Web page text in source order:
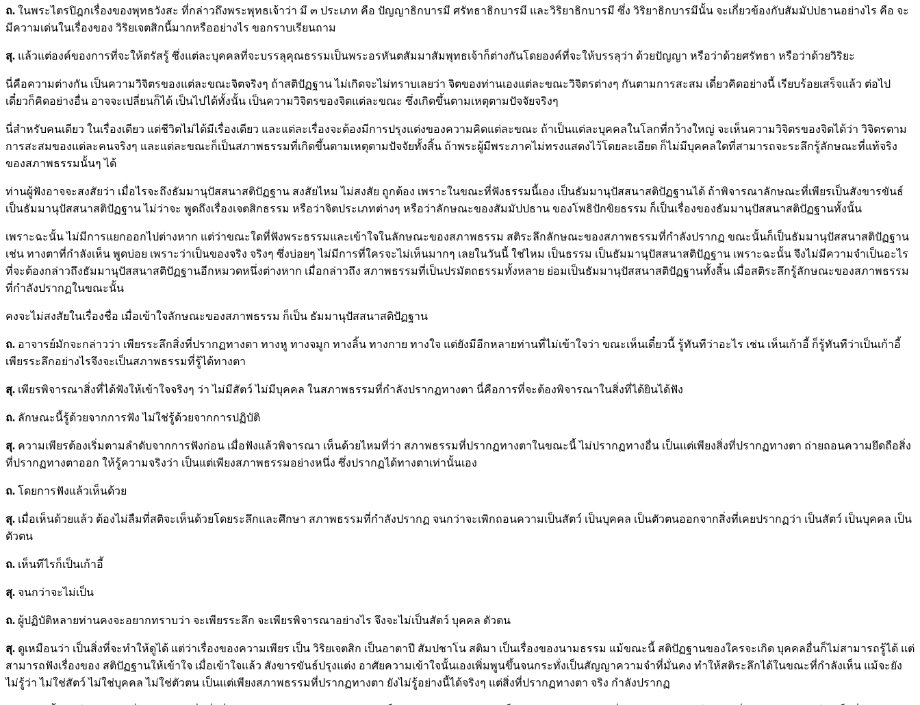
ถ. ในพระไตรปิฎกเรื่องของพุทธวังสะ ที่กล่าวถึงพระพุทธเจ้าว่า มี ๓ ประเภท คือ ปัญญาธิกบารมี ศรัทธาธิกบารมี และวิริยาธิกบารมี ซึ่ง วิริยาธิกบารมีนั้น จะเกี่ยวข้องกับสัมมัปปธานอย่างไร คือ จะ
มีความเด่นในเรื่องของ วิริยเจตสิกนี้มากหรืออย่างไร ขอกราบเรียนถาม
สุ. แล้วแต่องค์ของการที่จะให้ตรัสรู้ ซึ่งแต่ละบุคคลที่จะบรรลุคุณธรรมเป็นพระอรหันตสัมมาสัมพุทธเจ้าก็ต่างกันโดยองค์ที่จะให้บรรลุว่า ด้วยปัญญา หรือว่าด้วยศรัทธา หรือว่าด้วยวิริยะ
นี่คือความต่างกัน เป็นความวิจิตรของแต่ละขณะจิตจริงๆ ถ้าสติปัฏฐาน ไม่เกิดจะไม่ทราบเลยว่า จิตของท่านเองแต่ละขณะวิจิตรต่างๆ กันตามการสะสม เดี๋ยวคิดอย่างนี้ เรียบร้อยเสร็จแล้ว ต่อไป
เดี๋ยวก็คิดอย่างอื่น อาจจะเปลี่ยนก็ได้ เป็นไปได้ทั้งนั้น เป็นความวิจิตรของจิตแต่ละขณะ ซึ่งเกิดขึ้นตามเหตุตามปัจจัยจริงๆ
นี่สำหรับคนเดียว ในเรื่องเดียว แต่ชีวิตไม่ได้มีเรื่องเดียว และแต่ละเรื่องจะต้องมีการปรุงแต่งของความคิดแต่ละขณะ ถ้าเป็นแต่ละบุคคลในโลกที่กว้างใหญ่ จะเห็นความวิจิตรของจิตได้ว่า วิจิตรตาม
การสะสมของแต่ละคนจริงๆ และแต่ละขณะก็เป็นสภาพธรรมที่เกิดขึ้นตามเหตุตามปัจจัยทั้งสิ้น ถ้าพระผู้มีพระภาคไม่ทรงแสดงไว้โดยละเอียด ก็ไม่มีบุคคลใดที่สามารถจะระลึกรู้ลักษณะที่แท้จริง
ของสภาพธรรมนั้นๆ ได้
ท่านผู้ฟังอาจจะสงสัยว่า เมื่อไรจะถึงธัมมานุปัสสนาสติปัฏฐาน สงสัยไหม ไม่สงสัย ถูกต้อง เพราะในขณะที่ฟังธรรมนี้เอง เป็นธัมมานุปัสสนาสติปัฏฐานได้ ถ้าพิจารณาลักษณะที่เพียรเป็นสังขารขันธ์
เป็นธัมมานุปัสสนาสติปัฏฐาน ไม่ว่าจะ พูดถึงเรื่องเจตสิกธรรม หรือว่าจิตประเภทต่างๆ หรือว่าลักษณะของสัมมัปปธาน ของโพธิปักขิยธรรม ก็เป็นเรื่องของธัมมานุปัสสนาสติปัฏฐานทั้งนั้น
เพราะฉะนั้น ไม่มีการแยกออกไปต่างหาก แต่ว่าขณะใดที่ฟังพระธรรมและเข้าใจในลักษณะของสภาพธรรม สติระลึกลักษณะของสภาพธรรมที่กำลังปรากฏ ขณะนั้นก็เป็นธัมมานุปัสสนาสติปัฏฐาน
เช่น ทางตาที่กำลังเห็น พูดบ่อย เพราะว่าเป็นของจริง จริงๆ ซึ่งบ่อยๆ ไม่มีการที่ใครจะไม่เห็นมากๆ เลยในวันนี้ ใช่ไหม เป็นธรรม เป็นธัมมานุปัสสนาสติปัฏฐาน เพราะฉะนั้น จึงไม่มีความจำเป็นอะไร
ที่จะต้องกล่าวถึงธัมมานุปัสสนาสติปัฏฐานอีกหมวดหนึ่งต่างหาก เมื่อกล่าวถึง สภาพธรรมที่เป็นปรมัตถธรรมทั้งหลาย ย่อมเป็นธัมมานุปัสสนาสติปัฏฐานทั้งสิ้น เมื่อสติระลึกรู้ลักษณะของสภาพธรรม
ที่กำลังปรากฏในขณะนั้น
คงจะไม่สงสัยในเรื่องชื่อ เมื่อเข้าใจลักษณะของสภาพธรรม ก็เป็น ธัมมานุปัสสนาสติปัฏฐาน
ถ. อาจารย์มักจะกล่าวว่า เพียรระลึกสิ่งที่ปรากฏทางตา ทางหู ทางจมูก ทางลิ้น ทางกาย ทางใจ แต่ยังมีอีกหลายท่านที่ไม่เข้าใจว่า ขณะเห็นเดี๋ยวนี้ รู้ทันทีว่าอะไร เช่น เห็นเก้าอี้ ก็รู้ทันทีว่าเป็นเก้าอี้
เพียรระลึกอย่างไรจึงจะเป็นสภาพธรรมที่รู้ได้ทางตา
สุ. เพียรพิจารณาสิ่งที่ได้ฟังให้เข้าใจจริงๆ ว่า ไม่มีสัตว์ ไม่มีบุคคล ในสภาพธรรมที่กำลังปรากฏทางตา นี่คือการที่จะต้องพิจารณาในสิ่งที่ได้ยินได้ฟัง
ถ. ลักษณะนี้รู้ด้วยจากการฟัง ไม่ใช่รู้ด้วยจากการปฏิบัติ
สุ. ความเพียรต้องเริ่มตามลำดับจากการฟังก่อน เมื่อฟังแล้วพิจารณา เห็นด้วยไหมที่ว่า สภาพธรรมที่ปรากฏทางตาในขณะนี้ ไม่ปรากฏทางอื่น เป็นแต่เพียงสิ่งที่ปรากฏทางตา ถ่ายถอนความยึดถือสิ่ง
ที่ปรากฏทางตาออก ให้รู้ความจริงว่า เป็นแต่เพียงสภาพธรรมอย่างหนึ่ง ซึ่งปรากฏได้ทางตาเท่านั้นเอง
ถ. โดยการฟังแล้วเห็นด้วย
สุ. เมื่อเห็นด้วยแล้ว ต้องไม่ลืมที่สติจะเห็นด้วยโดยระลึกและศึกษา สภาพธรรมที่กำลังปรากฏ จนกว่าจะเพิกถอนความเป็นสัตว์ เป็นบุคคล เป็นตัวตนออกจากสิ่งที่เคยปรากฏว่า เป็นสัตว์ เป็นบุคคล เป็น
ตัวตน
ถ. เห็นทีไรก็เป็นเก้าอี้
สุ. จนกว่าจะไม่เป็น
ถ. ผู้ปฏิบัติหลายท่านคงจะอยากทราบว่า จะเพียรระลึก จะเพียรพิจารณาอย่างไร จึงจะไม่เป็นสัตว์ บุคคล ตัวตน
สุ. ดูเหมือนว่า เป็นสิ่งที่จะทำให้ดูได้ แต่ว่าเรื่องของความเพียร เป็น วิริยเจตสิก เป็นอาตาปี สัมปชาโน สติมา เป็นเรื่องของนามธรรม แม้ขณะนี้ สติปัฏฐานของใครจะเกิด บุคคลอื่นก็ไม่สามารถรู้ได้ แต่
สามารถฟังเรื่องของ สติปัฏฐานให้เข้าใจ เมื่อเข้าใจแล้ว สังขารขันธ์ปรุงแต่ง อาศัยความเข้าใจนั้นเองเพิ่มพูนขึ้นจนกระทั่งเป็นสัญญาความจำที่มั่นคง ทำให้สติระลึกได้ในขณะที่กำลังเห็น แม้จะยัง
ไม่รู้ว่า ไม่ใช่สัตว์ ไม่ใช่บุคคล ไม่ใช่ตัวตน เป็นแต่เพียงสภาพธรรมที่ปรากฏทางตา ยังไม่รู้อย่างนี้ได้จริงๆ แต่สิ่งที่ปรากฏทางตา จริง กำลังปรากฏ